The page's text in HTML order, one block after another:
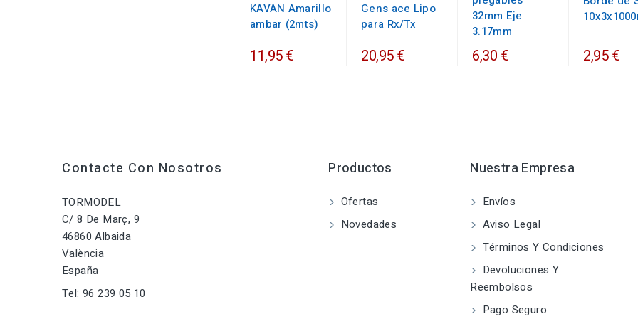
KAVAN Amarillo
ambar (2mts)
11,95 €
Gens ace Lipo
para Rx/Tx
20,95 €
32mm Eje
3.17mm
6,30 € 2,95 €
Contacte Con Nosotros
TORMODEL
C/ 8 De Març, 9
46860 Albaida
València
España
Tel: 96 239 05 10
Productos
Ofertas
Novedades
Nuestra Empresa
Envíos
Aviso Legal
Términos Y Condiciones
Devoluciones Y
Reembolsos
Pago Seguro